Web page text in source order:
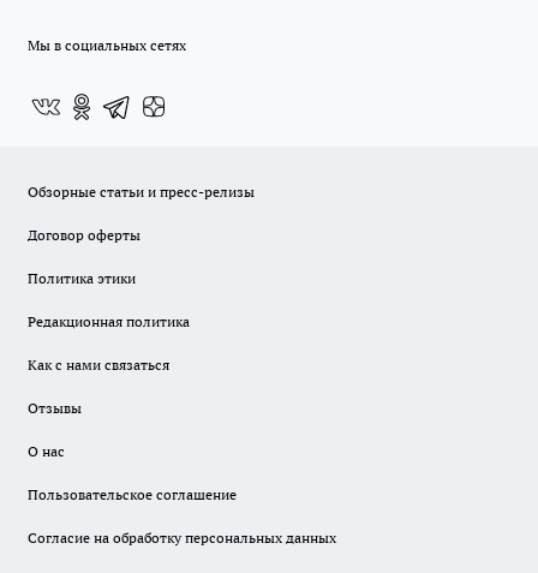
Мы в социальных сетях
Обзорные статьи и пресс-релизы
Договор оферты
Политика этики
Редакционная политика
Как с нами связаться
Отзывы
О нас
Пользовательское соглашение
Согласие на обработку персональных данных